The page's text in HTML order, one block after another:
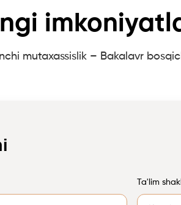
mutaxassislik – Bakalavr
Ta'lim